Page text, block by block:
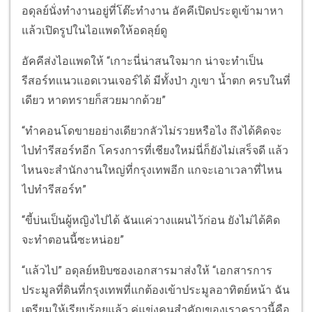
อดุลย์นั่งทำงานอยู่ที่โต๊ะทำงาน อัคคีเปิดประตูเข้ามาหา
แล้วเปิดรูปในไอแพดให้อดลุย์ดู
อัคคีส่งไอแพดให้ “เกาะนี่น่าสนใจมาก น่าจะทำเป็น
รีสอร์ทแนวแอดเวนเจอร์ได้ มีทั้งป่า ภูเขา น้ำตก ครบในที่
เดียว หาดทรายก็สวยมากด้วย”
“ทำคอนโดขายอย่างเดียวกลัวไม่รวยหรือไง ถึงได้คิดจะ
ไปทำรีสอร์ทอีก โครงการที่เชียงใหม่นี่ก็ยังไม่เสร็จดี แล้ว
ไหนจะสำนักงานใหญ่ที่กรุงเทพอีก แกจะเอาเวลาที่ไหน
ไปทำรีสอร์ท”
“ขี้บ่นเป็นผู้หญิงไปได้ ฉันแค่วางแผนไว้ก่อน ยังไม่ได้คิด
จะทำตอนนี้ซะหน่อย”
“แล้วไป” อดุลย์หยิบซองเอกสารมาส่งให้ “เอกสารการ
ประมูลที่ดินที่กรุงเทพที่แกต้องเข้าประมูลอาทิตย์หน้า ฉัน